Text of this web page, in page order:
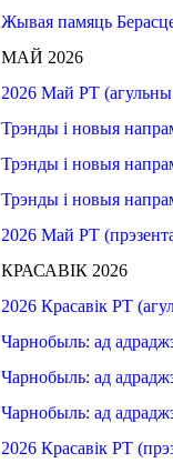
Жывая памяць
МАЙ 2026
2026 Май РТ (агульны
Трэнды і новыя
Трэнды і новыя
Трэнды і новыя
2026 Май РТ
КРАСАВІК 2026
2026 Красавік РТ
Чарнобыль: ад
Чарнобыль: ад
Чарнобыль: ад
2026 Красавік РТ